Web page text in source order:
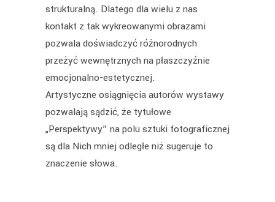
strukturalną. Dlatego dla wielu z nas
kontakt z tak wykreowanymi obrazami
pozwala doświadczyć różnorodnych
przeżyć wewnętrznych na płaszczyźnie
emocjonalno-estetycznej.
Artystyczne osiągnięcia autorów wystawy
pozwalają sądzić, że tytułowe
„Perspektywy” na polu sztuki fotograficznej
są dla Nich mniej odległe niż sugeruje to
znaczenie słowa.